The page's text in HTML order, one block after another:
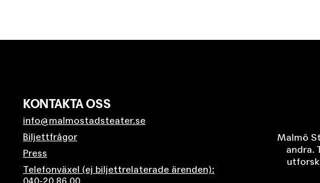
KONTAKTA OSS
info@malmostadsteater.se
Biljettfrågor
Press
Telefonväxel (ej biljettrelaterade ärenden):
Malmö
andra.